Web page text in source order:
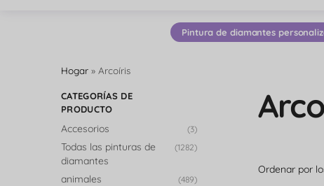
Pintura de diamantes
Hogar » Arcoíris
CATEGORÍAS DE
PRODUCTO
Accesorios (3)
Todas las pinturas de
diamantes
(1282)
animales (489)